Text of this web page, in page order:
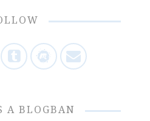
A BLOGBAN